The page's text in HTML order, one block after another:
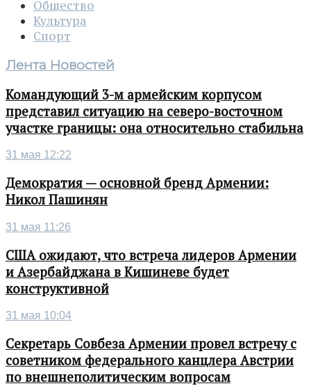
Общество
Культура
Спорт
Лента Новостей
Командующий 3-м армейским корпусом
представил ситуацию на северо-восточном
участке границы: она относительно стабильна
31 мая 12:22
Демократия — основной бренд Армении:
Никол Пашинян
31 мая 11:26
США ожидают, что встреча лидеров Армении
и Азербайджана в Кишиневе будет
конструктивной
31 мая 10:04
Секретарь Совбеза Армении провел встречу с
советником федерального канцлера Австрии
по внешнеполитическим вопросам